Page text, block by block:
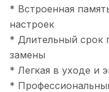
* Встроенная
настроек
* Длительный срок
замены
* Легкая в уходе и
*